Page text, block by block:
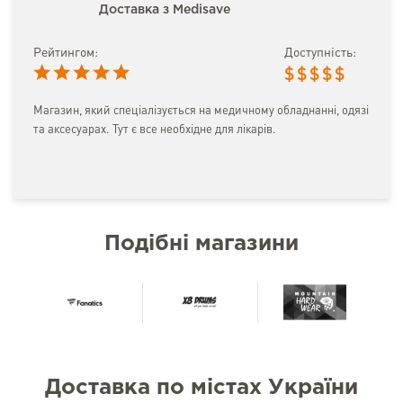
Доставка з Medisave
Рейтингом: Доступність:
$ $ $ $ $
Магазин, який спеціалізується на медичному обладнанні, одязі
та аксесуарах. Тут є все необхідне для лікарів.
Подібні магазини
Доставка по містах України